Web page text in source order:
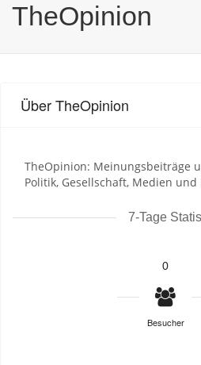
TheOpinion
Über TheOpinion
TheOpinion: Meinungsbeiträge
Politik, Gesellschaft, Medien
7-Tage
0
Besucher